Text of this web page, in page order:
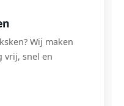
Wij maken
vrij, snel en